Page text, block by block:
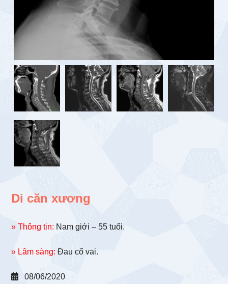
Di căn xương
» Thông tin: Nam giới – 55 tuổi.
» Lâm sàng: Đau cổ vai.
08/06/2020